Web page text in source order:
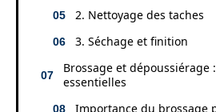
2. Nettoyage des taches
3. Séchage et finition
Brossage et dépoussiérage
essentielles
Importance du brossage